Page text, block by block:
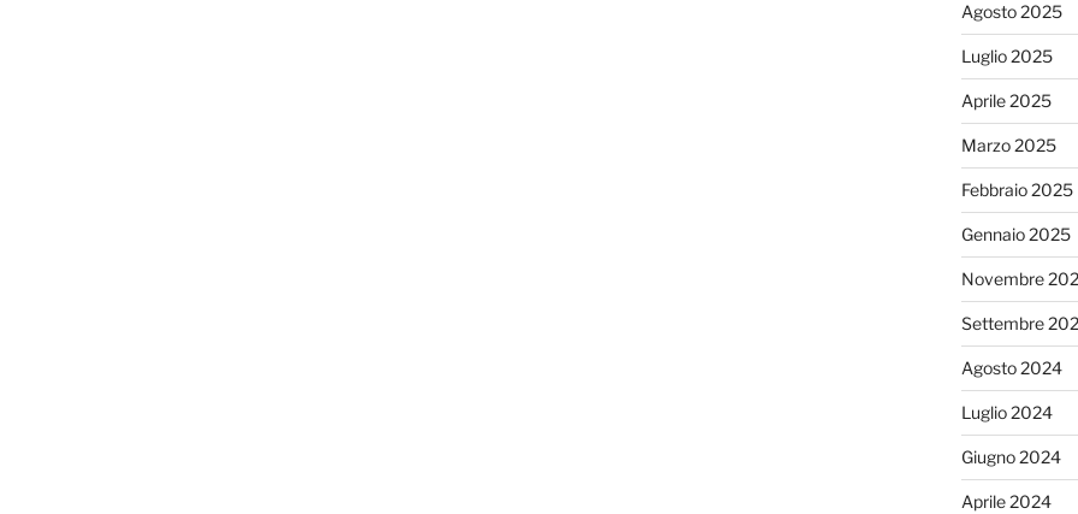
Agosto 2025
Luglio 2025
Aprile 2025
Marzo 2025
Febbraio 2025
Gennaio 2025
Novembre
Settembre
Agosto 2024
Luglio 2024
Giugno 2024
Aprile 2024